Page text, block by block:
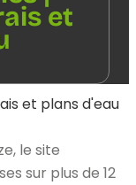
et
et plans d'eau
le site
sur plus de 12